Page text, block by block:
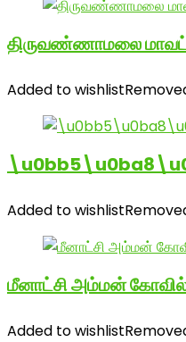
திருவண்ணாமலை
Added to wishlist
Added to wishlist
மீனாட்சி அம்மன் கோவில்
Added to wishlist